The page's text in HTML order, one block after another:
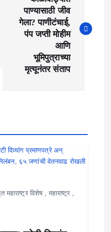
पाण्यासाठी जीव
गेला? पाणीटंचाई,
पंप जप्ती मोहीम
आणि
भूमिपुत्राच्या
मृत्यूनंतर संताप
महाराष्ट्र विशेष , महाराष्ट्र ,